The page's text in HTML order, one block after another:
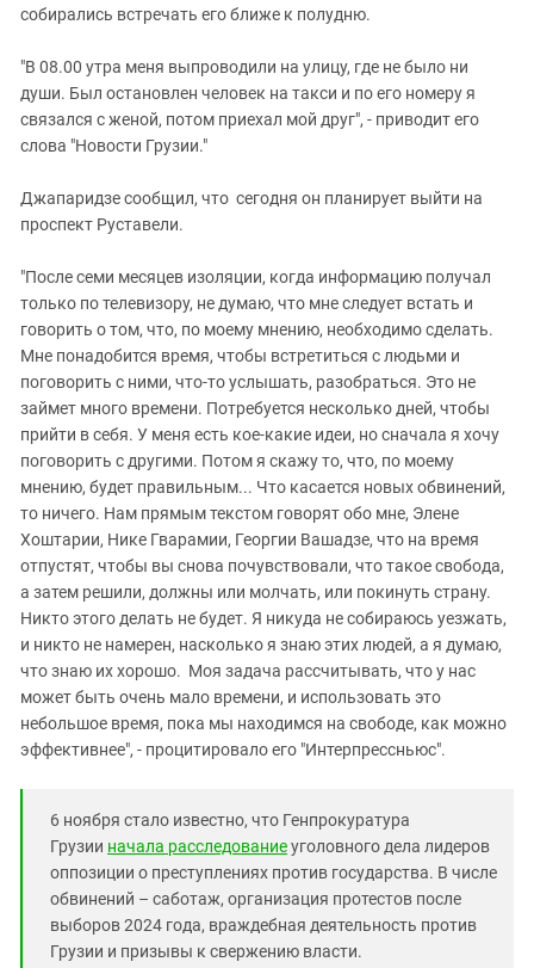
собирались встречать его ближе к полудню.
"В 08.00 утра меня выпроводили на улицу, где не было ни
души. Был остановлен человек на такси и по его номеру я
связался с женой, потом приехал мой друг", - приводит его
слова "Новости Грузии."
Джапаридзе сообщил, что сегодня он планирует выйти на
проспект Руставели.
"После семи месяцев изоляции, когда информацию получал
только по телевизору, не думаю, что мне следует встать и
говорить о том, что, по моему мнению, необходимо сделать.
Мне понадобится время, чтобы встретиться с людьми и
поговорить с ними, что-то услышать, разобраться. Это не
займет много времени. Потребуется несколько дней, чтобы
прийти в себя. У меня есть кое-какие идеи, но сначала я хочу
поговорить с другими. Потом я скажу то, что, по моему
мнению, будет правильным... Что касается новых обвинений,
то ничего. Нам прямым текстом говорят обо мне, Элене
Хоштарии, Нике Гварамии, Георгии Вашадзе, что на время
отпустят, чтобы вы снова почувствовали, что такое свобода,
а затем решили, должны или молчать, или покинуть страну.
Никто этого делать не будет. Я никуда не собираюсь уезжать,
и никто не намерен, насколько я знаю этих людей, а я думаю,
что знаю их хорошо. Моя задача рассчитывать, что у нас
может быть очень мало времени, и использовать это
небольшое время, пока мы находимся на свободе, как можно
эффективнее", - процитировало его "Интерпрессньюс".
6 ноября стало известно, что Генпрокуратура
Грузии начала расследованиеуголовного дела лидеров
оппозиции о преступлениях против государства. В числе
обвинений – саботаж, организация протестов после
выборов 2024 года, враждебная деятельность против
Грузии и призывы к свержению власти.